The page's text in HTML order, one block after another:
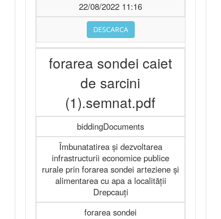
22/08/2022 11:16
DESCARCA
forarea sondei caiet
de sarcini
(1).semnat.pdf
biddingDocuments
Îmbunatatirea și dezvoltarea
infrastructurii economice publice
rurale prin forarea sondei arteziene și
alimentarea cu apa a localității
Drepcauți
forarea sondei